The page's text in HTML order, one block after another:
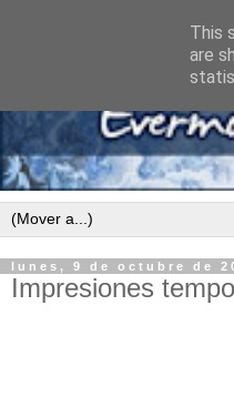
lunes, 9 de octubre de
Impresiones
This
are